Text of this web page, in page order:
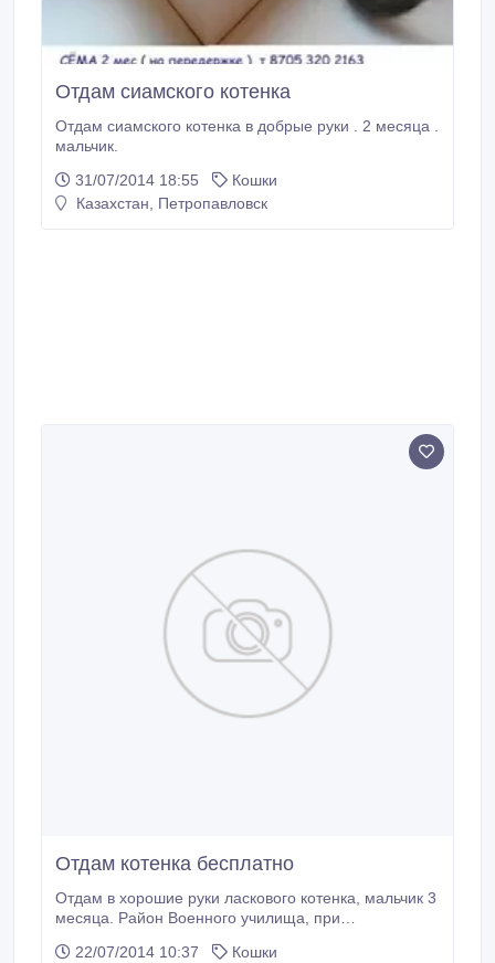
Отдам сиамского котенка
Отдам сиамского котенка в добрые руки . 2 месяца .
мальчик.
31/07/2014 18:55
Кошки
Казахстан, Петропавловск
Отдам котенка бесплатно
Отдам в хорошие руки ласкового котенка, мальчик 3
месяца. Район Военного училища, при
22/07/2014 10:37
Кошки